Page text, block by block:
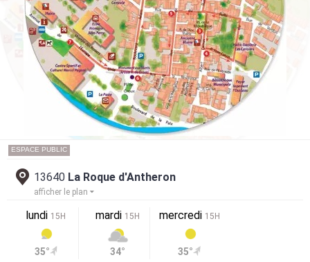
ESPACE PUBLIC
13640 La Roque d'Antheron
afficher le plan
lundi 15H
35°
mardi 15H
34°
mercredi 15H
35°